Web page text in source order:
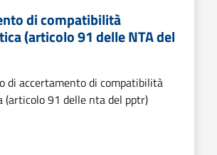
di compatibilità
(articolo 91 delle NTA del
di accertamento di compatibilità
(articolo 91 delle nta del pptr)